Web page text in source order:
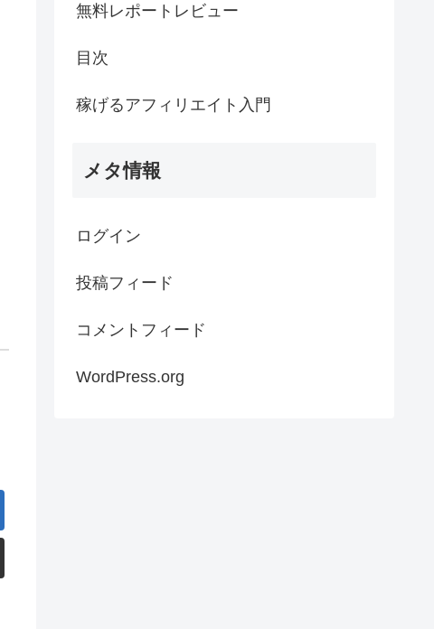
無料レポートレビュー
目次
稼げるアフィリエイト入門
メタ情報
ログイン
投稿フィード
コメントフィード
WordPress.org